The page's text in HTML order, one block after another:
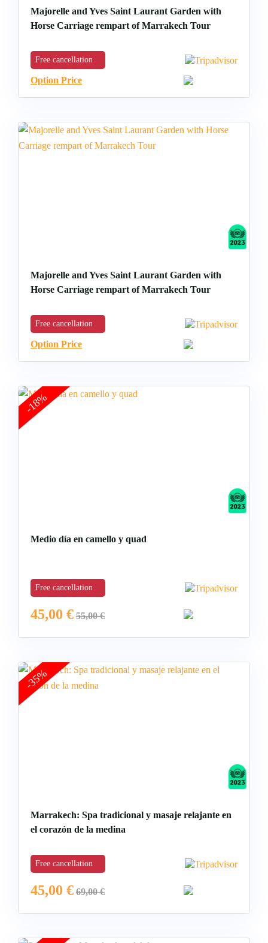
Majorelle and Yves Saint Laurant Garden with
Horse Carriage rempart of Marrakech Tour
Free cancellation
Option Price
Majorelle and Yves Saint Laurant Garden with
Horse Carriage rempart of Marrakech Tour
Free cancellation
Option Price
-18%
Medio día en camello y quad
Free cancellation
45,00 € 55,00€
-35%
Marrakech: Spa tradicional y masaje relajante en
el corazón de la medina
Free cancellation
45,00 € 69,00€